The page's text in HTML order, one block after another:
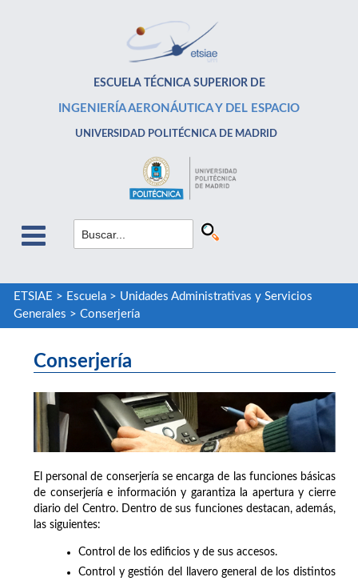
ESCUELA TÉCNICA SUPERIOR DE
INGENIERÍA AERONÁUTICA Y DEL ESPACIO
UNIVERSIDAD POLITÉCNICA DE MADRID
ETSIAE > Escuela> Unidades Administrativas y Servicios
Generales > Conserjería
Conserjería
El personal de conserjería se encarga de las funciones básicas
de conserjería e información y garantiza la apertura y cierre
diario del Centro. Dentro de sus funciones destacan, además,
las siguientes:
Control de los edificios y de sus accesos.
Control y gestión del llavero general de los distintos